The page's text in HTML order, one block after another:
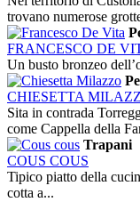
trovano numerose
FRANCESCO DE
Un busto bronzeo
CHIESETTA
Sita in contrada
come Cappella della
Trapani
COUS COUS
Tipico piatto della
cotta a...